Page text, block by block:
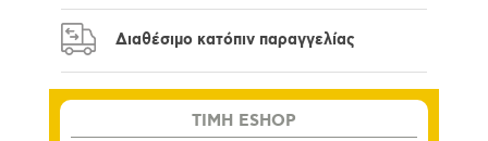
Διαθέσιμο κατόπιν παραγγελίας
TIMH ESHOP